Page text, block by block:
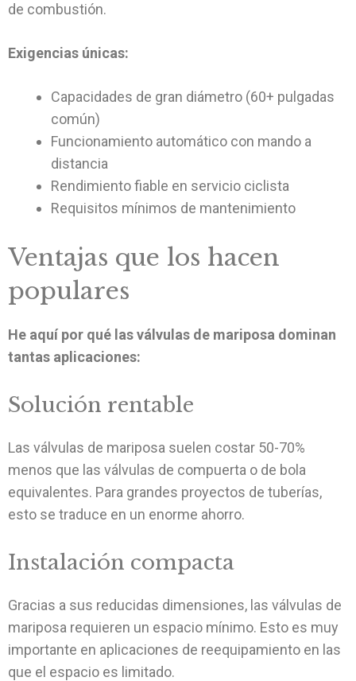
de combustión.
Exigencias únicas:
Capacidades de gran diámetro (60+ pulgadas
común)
Funcionamiento automático con mando a
distancia
Rendimiento fiable en servicio ciclista
Requisitos mínimos de mantenimiento
Ventajas que los hacen
populares
He aquí por qué las válvulas de mariposa dominan
tantas aplicaciones:
Solución rentable
Las válvulas de mariposa suelen costar 50-70%
menos que las válvulas de compuerta o de bola
equivalentes. Para grandes proyectos de tuberías,
esto se traduce en un enorme ahorro.
Instalación compacta
Gracias a sus reducidas dimensiones, las válvulas de
mariposa requieren un espacio mínimo. Esto es muy
importante en aplicaciones de reequipamiento en las
que el espacio es limitado.